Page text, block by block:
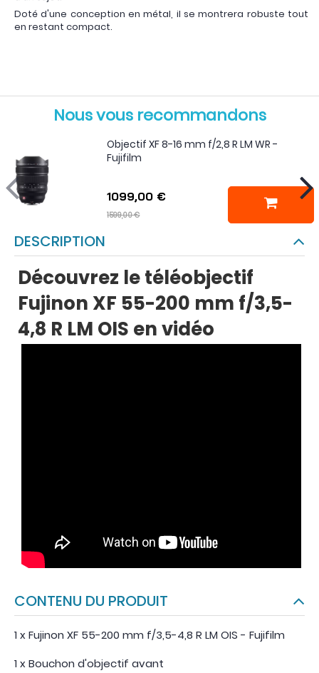
Doté d'une conception en métal, il se montrera robuste tout
en restant compact.
Nous vous recommandons
Objectif XF 8-16 mm f/2,8 R LM WR -
Fujifilm
1099,00 €
1599,00 €
DESCRIPTION
Découvrez le téléobjectif
Fujinon XF 55-200 mm f/3,5-
4,8 R LM OIS en vidéo
CONTENU DU PRODUIT
1 x Fujinon XF 55-200 mm f/3,5-4,8 R LM OIS - Fujifilm
1 x Bouchon d'objectif avant